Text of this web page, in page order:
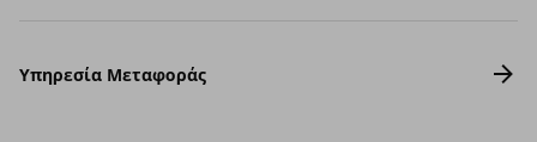
Υπηρεσία Μεταφοράς